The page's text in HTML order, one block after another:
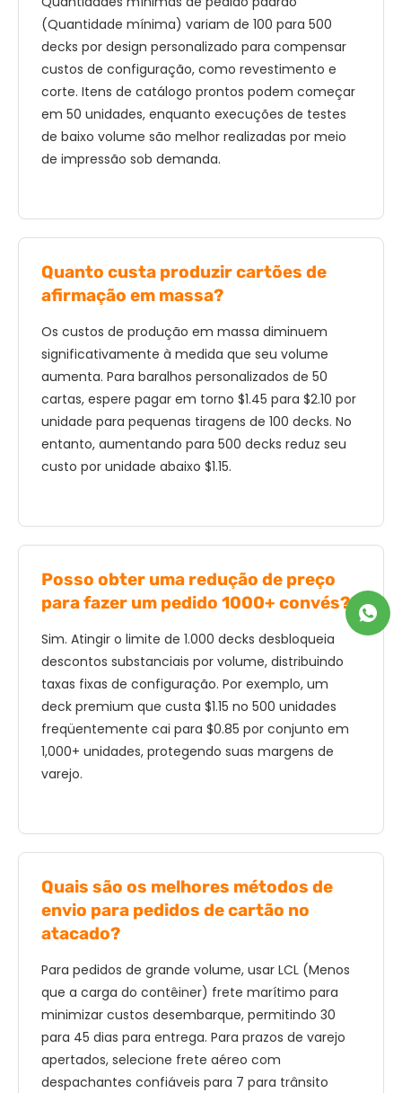
(Quantidade mínima) variam de 100 para 500
decks por design personalizado para compensar
custos de configuração, como revestimento e
corte. Itens de catálogo prontos podem começar
em 50 unidades, enquanto execuções de testes
de baixo volume são melhor realizadas por meio
de impressão sob demanda.
Quanto custa produzir cartões de
afirmação em massa?
Os custos de produção em massa diminuem
significativamente à medida que seu volume
aumenta. Para baralhos personalizados de 50
cartas, espere pagar em torno $1.45 para $2.10 por
unidade para pequenas tiragens de 100 decks. No
entanto, aumentando para 500 decks reduz seu
custo por unidade abaixo $1.15.
Posso obter uma redução de preço
para fazer um pedido 1000+ convés?
Sim. Atingir o limite de 1.000 decks desbloqueia
descontos substanciais por volume, distribuindo
taxas fixas de configuração. Por exemplo, um
deck premium que custa $1.15 no 500 unidades
freqüentemente cai para $0.85 por conjunto em
1,000+ unidades, protegendo suas margens de
varejo.
Quais são os melhores métodos de
envio para pedidos de cartão no
atacado?
Para pedidos de grande volume, usar LCL (Menos
que a carga do contêiner) frete marítimo para
minimizar custos desembarque, permitindo 30
para 45 dias para entrega. Para prazos de varejo
apertados, selecione frete aéreo com
despachantes confiáveis ​​para 7 para trânsito